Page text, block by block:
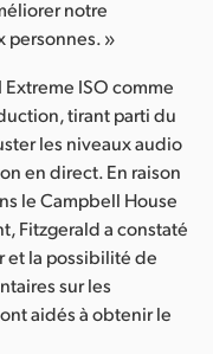
notre
personnes. »
Extreme ISO comme
tirant parti du
les niveaux audio
en direct. En raison
le Campbell House
Fitzgerald a constaté
et la possibilité de
sur les
aidés à obtenir le